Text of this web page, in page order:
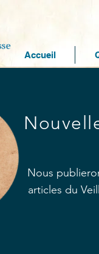
Accueil
Nous
articles du